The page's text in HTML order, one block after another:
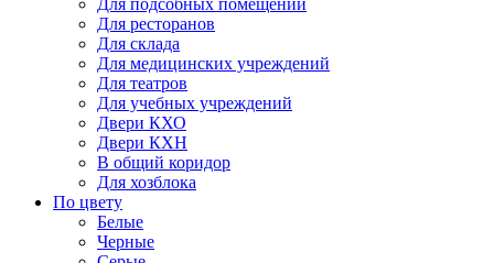
Для ресторанов
Для склада
Для медицинских учреждений
Для театров
Для учебных учреждений
Двери КХО
Двери КХН
В общий коридор
Для хозблока
По цвету
Белые
Черные